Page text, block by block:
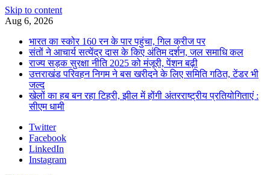
Skip to content
Aug 6, 2026
भारत का स्कोर 160 रन के पार पहुंचा, गिल क्रीज पर
संतों ने आचार्य सत्येंद्र दास के किए अंतिम दर्शन, जल समाधि कल
राज्य सड़क सुरक्षा नीति 2025 को मंजूरी, पेंशन बढ़ी
उत्तराखंड परिवहन निगम ने बस खरीदने के लिए समिति गठित, टेंडर भी
जल्द
खेलों का हब बन रहा टिहरी, झील में होंगी अंतरराष्ट्रीय प्रतियोगिताएं :
सीएम धामी
Twitter
Facebook
LinkedIn
Instagram